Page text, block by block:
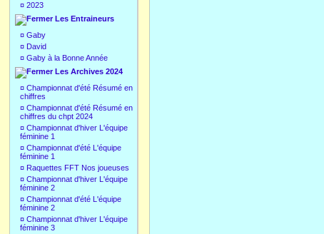
¤ 2023
Les Entraineurs
¤ Gaby
¤ David
¤ Gaby à la Bonne Année
Les Archives 2024
¤ Championnat d'été Résumé en
chiffres
¤ Championnat d'été Résumé en
chiffres du chpt 2024
¤ Championnat d'hiver L'équipe
féminine 1
¤ Championnat d'été L'équipe
féminine 1
¤ Raquettes FFT Nos joueuses
¤ Championnat d'hiver L'équipe
féminine 2
¤ Championnat d'été L'équipe
féminine 2
¤ Championnat d'hiver L'équipe
féminine 3